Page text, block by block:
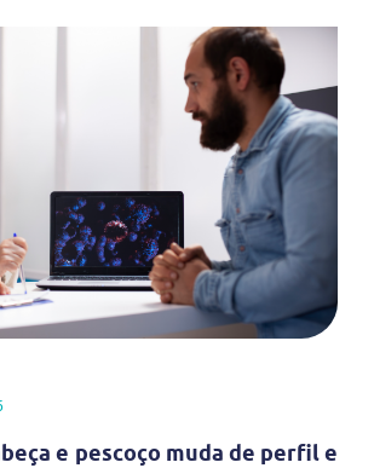
e pescoço muda de perfil e